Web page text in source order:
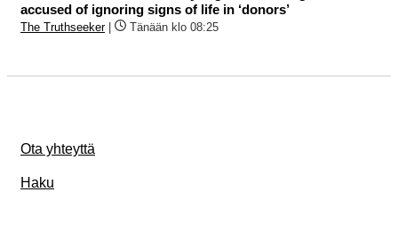
accused of ignoring signs of life in ‘donors’
The Truthseeker| Tänään klo 08:25
Ota yhteyttä
Haku